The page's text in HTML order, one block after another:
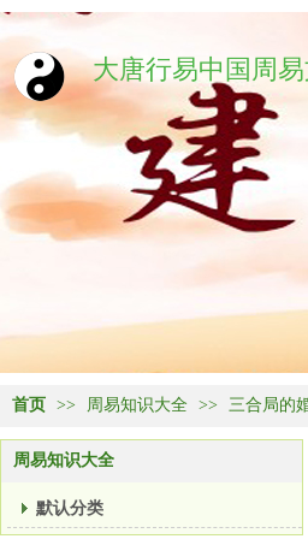
大唐行易中国周
首页 >> 周易知识大全 >> 三合局的
周易知识大全
默认分类